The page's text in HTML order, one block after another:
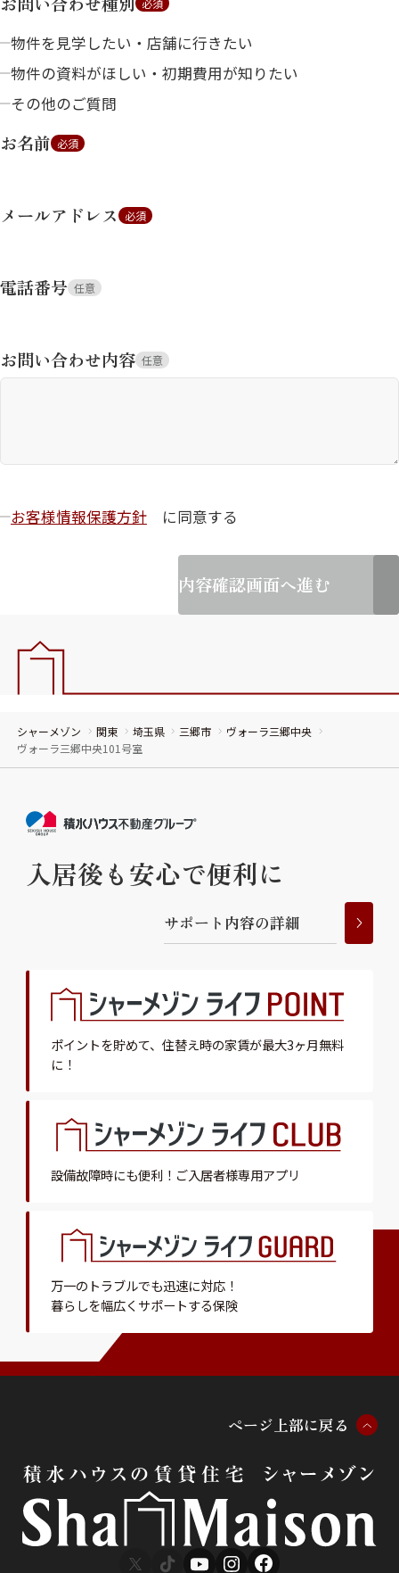
必須
物件を見学したい・店舗に行きたい
物件の資料がほしい・初期費用が知りたい
その他のご質問
お名前 必須
メールアドレス 必須
電話番号 任意
お問い合わせ内容 任意
お客様情報保護方針 に同意する
内容確認画面へ進む
シャーメゾン 関東 埼玉県 三郷市
ヴォーラ三郷中央
ヴォーラ三郷中央101号室
入居後も安心で便利に
サポー ト 内容の詳細
ポイントを貯めて、 住替え時の家賃が最大3ヶ月無料
に！
設備故障時にも便利！ ご入居者様専用アプリ
万一のトラブルでも迅速に対応！
暮らしを幅広くサポートする保険
ページ 上部に戻る